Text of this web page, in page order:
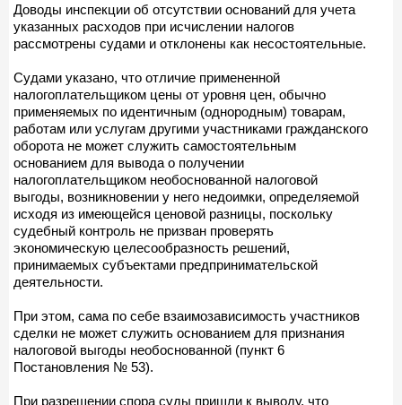
Доводы инспекции об отсутствии оснований для учета
указанных расходов при исчислении налогов
рассмотрены судами и отклонены как несостоятельные.
Судами указано, что отличие примененной
налогоплательщиком цены от уровня цен, обычно
применяемых по идентичным (однородным) товарам,
работам или услугам другими участниками гражданского
оборота не может служить самостоятельным
основанием для вывода о получении
налогоплательщиком необоснованной налоговой
выгоды, возникновении у него недоимки, определяемой
исходя из имеющейся ценовой разницы, поскольку
судебный контроль не призван проверять
экономическую целесообразность решений,
принимаемых субъектами предпринимательской
деятельности.
При этом, сама по себе взаимозависимость участников
сделки не может служить основанием для признания
налоговой выгоды необоснованной (пункт 6
Постановления № 53).
При разрешении спора суды пришли к выводу, что